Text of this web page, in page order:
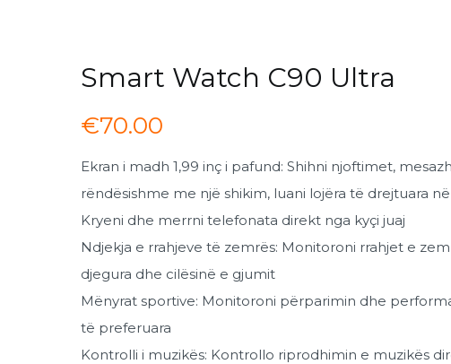
Smart Watch C90 Ultra
€70.00
Ekran i madh 1,99 inç i pafund: Shihni njoftimet,
rëndësishme me një shikim, luani lojëra të drejtuara në
Kryeni dhe merrni telefonata direkt nga kyçi juaj
Ndjekja e rrahjeve të zemrës: Monitoroni rrahjet e
djegura dhe cilësinë e gjumit
Mënyrat sportive: Monitoroni përparimin dhe
të preferuara
Kontrolli i muzikës: Kontrollo riprodhimin e muzikës